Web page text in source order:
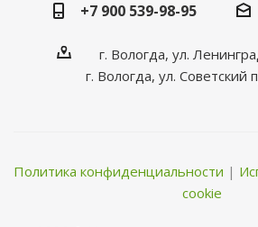
+7 900 539-98-95
г. Вологда, ул.
г. Вологда, ул. Советский
Политика конфиденциальности |
cookie